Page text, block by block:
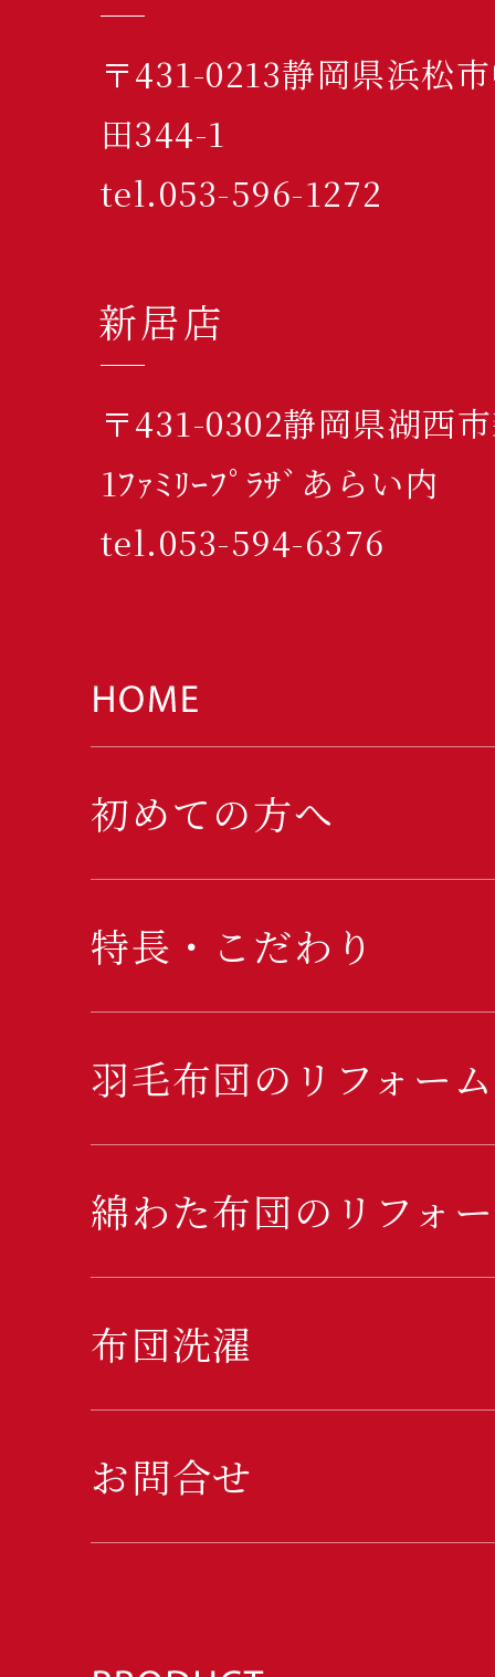
〒431-0213静岡県浜松
田344-1
tel.053-596-1272
新居店
〒431-0302静岡県湖西
1ﾌｧﾐﾘｰﾌﾟﾗｻﾞあらい内
tel.053-594-6376
初めての方へ
特長・こだわり
羽毛布団のリフォーム
綿わた布団のリフォ
布団洗濯
お問合せ